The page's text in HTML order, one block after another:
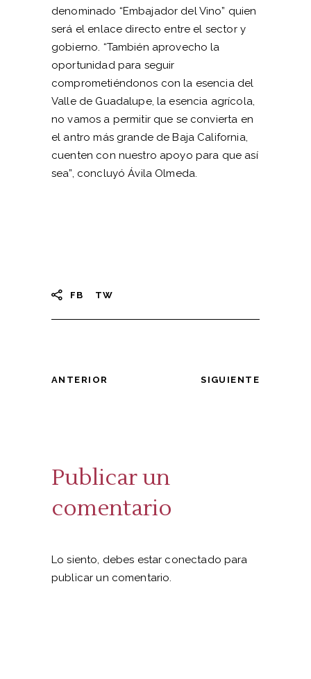
denominado “Embajador del Vino” quien
será el enlace directo entre el sector y
gobierno. “También aprovecho la
oportunidad para seguir
comprometiéndonos con la esencia del
Valle de Guadalupe, la esencia agrícola,
no vamos a permitir que se convierta en
el antro más grande de Baja California,
cuenten con nuestro apoyo para que así
sea”, concluyó Ávila Olmeda.
FB TW
ANTERIOR SIGUIENTE
Publicar un
comentario
Lo siento, debes estar conectado para
publicar un comentario.